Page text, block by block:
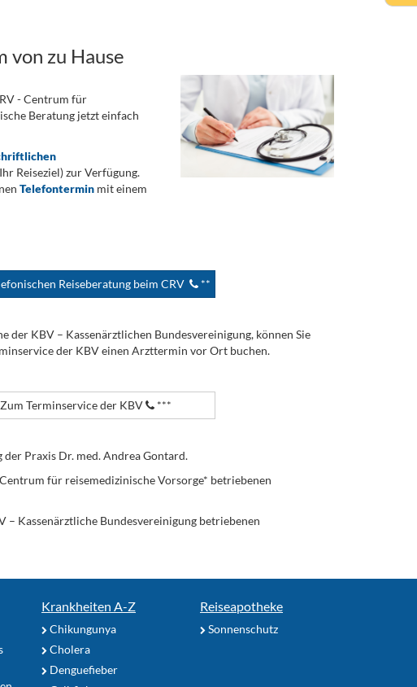
von zu Hause
- Centrum für
Beratung jetzt einfach
Reiseziel) zur Verfügung.
Telefonterminmit einem
Reiseberatung beim CRV **
KBV – Kassenärztlichen Bundesvereinigung, können Sie
der KBV einen Arzttermin vor Ort buchen.
Zum Terminservice der KBV ***
Praxis Dr. med. Andrea Gontard.
für reisemedizinische Vorsorge* betriebenen
– Kassenärztliche Bundesvereinigung betriebenen
Krankheiten A-Z
Chikungunya
Cholera
Denguefieber
Reiseapotheke
Sonnenschutz